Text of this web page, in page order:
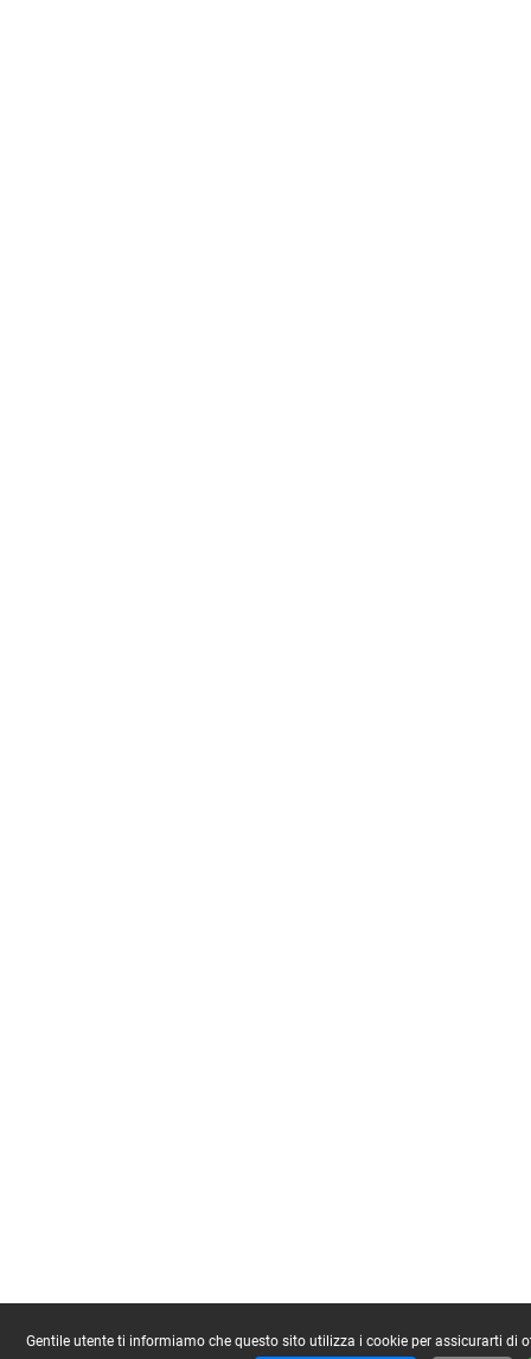
Gentile utente ti informiamo che questo sito utilizza i cookie per assicurarti di